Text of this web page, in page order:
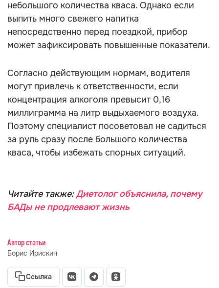
небольшого количества кваса. Однако если
выпить много свежего напитка
непосредственно перед поездкой, прибор
может зафиксировать повышенные показатели.
Согласно действующим нормам, водителя
могут привлечь к ответственности, если
концентрация алкоголя превысит 0,16
миллиграмма на литр выдыхаемого воздуха.
Поэтому специалист посоветовал не садиться
за руль сразу после большого количества
кваса, чтобы избежать спорных ситуаций.
Читайте также:Диетолог объяснила, почему
БАДы не продлевают жизнь
Автор статьи
Борис Ирискин
Ссылка